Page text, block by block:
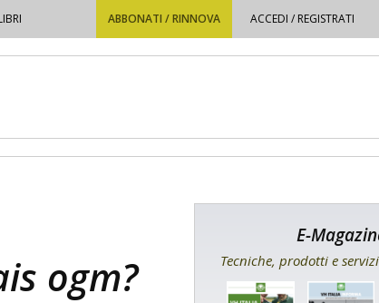
ABBONATI / RINNOVA ACCEDI / REGISTRATI
ogm?
E-
Tecniche, prodotti e